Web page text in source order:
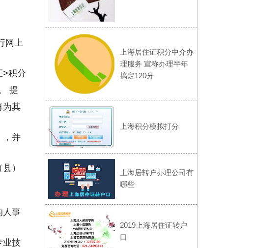
网上
>积分
提
为其
，并
）
人事
业技
上海居住证积分中介办
理服务 宣称办理半年
搞定120分
上海积分模拟打分
上海居转户办理公司有
哪些
2019上海居住证转户
口